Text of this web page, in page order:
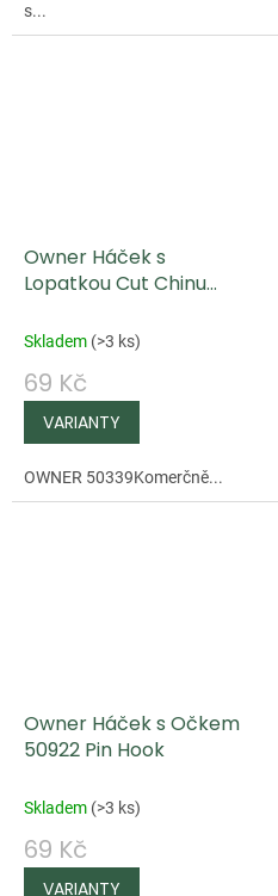
s...
Owner Háček s
Lopatkou Cut Chinu
Skladem (>3 ks)
69 Kč
OWNER 50339Komerčně...
Owner Háček s Očkem
50922 Pin Hook
Skladem (>3 ks)
69 Kč